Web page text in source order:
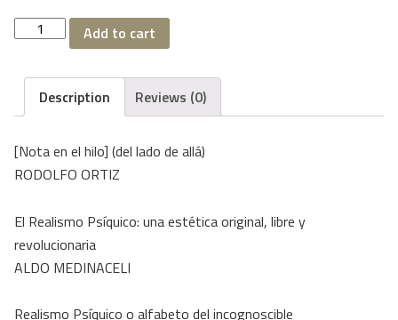
La
Mariposa
19/20
quantity
Add to cart
Description Reviews (0)
[Nota en el hilo] (del lado de allá)
RODOLFO ORTIZ
El Realismo Psíquico: una estética original, libre y
revolucionaria
ALDO MEDINACELI
Realismo Psíquico o alfabeto del incognoscible